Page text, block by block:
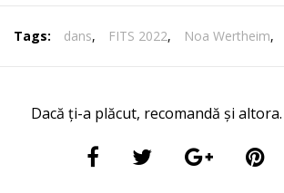
Tags: dans, FITS 2022, Noa Wertheim,
Dacă ți-a plăcut, recomandă și